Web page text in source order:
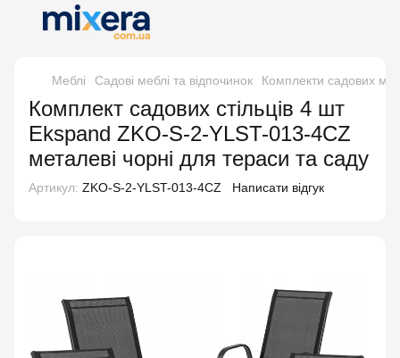
Меблі Садові меблі та відпочинок Комплекти садових
Комплект садових стільців 4 шт
Ekspand ZKO-S-2-YLST-013-4CZ
металеві чорні для тераси та саду
Артикул: ZKO-S-2-YLST-013-4CZ Написати відгук